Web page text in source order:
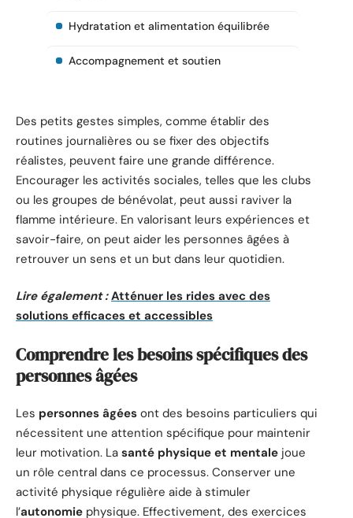
Hydratation et alimentation équilibrée
Accompagnement et soutien
Des petits gestes simples, comme établir des
routines journalières ou se fixer des objectifs
réalistes, peuvent faire une grande différence.
Encourager les activités sociales, telles que les clubs
ou les groupes de bénévolat, peut aussi raviver la
flamme intérieure. En valorisant leurs expériences et
savoir-faire, on peut aider les personnes âgées à
retrouver un sens et un but dans leur quotidien.
Lire également : Atténuer les rides avec des
solutions efficaces et accessibles
Comprendre les besoins spécifiques des
personnes âgées
Les personnes âgées ont des besoins particuliers qui
nécessitent une attention spécifique pour maintenir
leur motivation. La santé physique et mentale joue
un rôle central dans ce processus. Conserver une
activité physique régulière aide à stimuler
l’autonomie physique. Effectivement, des exercices